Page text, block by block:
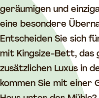
geräumigen und
eine besondere
Entscheiden Sie sich
mit Kingsize-Bett, das
zusätzlichen Luxus in
kommen Sie mit einer
h
l
a
f
e
n
c
h
l
a
f
e